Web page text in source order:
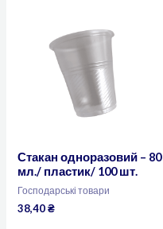
Стакан одноразовий – 80
мл./ пластик/ 100 шт.
Господарські товари
38,40₴